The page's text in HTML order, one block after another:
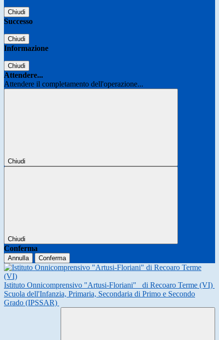
Chiudi
Successo
Chiudi
Informazione
Chiudi
Attendere...
Attendere il completamento dell'operazione...
Chiudi
Chiudi
Conferma
Annulla Conferma
Istituto Onnicomprensivo "Artusi-Floriani"
di Recoaro Terme (VI)
Scuola dell'Infanzia, Primaria, Secondaria di Primo e Secondo
Grado (IPSSAR)